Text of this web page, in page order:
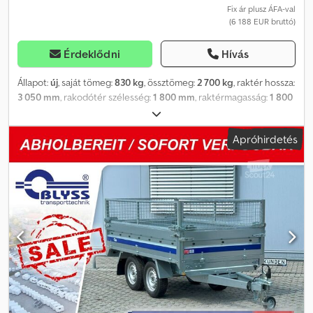
Fix ár plusz ÁFA-val
(6 188 EUR bruttó)
Érdeklődni Hívás
Állapot:új, saját tömeg:830 kg, össztömeg:2 700 kg, raktér hossza:
3 050 mm, rakodótér szélesség:1 800 mm, raktérmagasság:1 800
, ANHÄNGERWIRTZ, az új utánfutókra
szakosodott üzletünk, erős, ismert márkájú utánfutókat kínál!
Több mint 850 új utánfutó van raktáron. Több mint 130 használt
utánfutó állandóan elérhető. Nem kötelező érvényű példa: A
legújabb Blyss magas rakterű, dobozos utánfutó sorozat, 10"-os,
alacsony futóművel. Dobozos utánfutó, Kargo magas rakterű,
FC2730HTD, 305x180x180 cm, 2700 kg, dupla tengelyes, V-
szerkezeti vonófejjel, fékes. Gumirendezetű tengely,
lengéscsillapítókkal, 100 km/h-ra alkalmas. Robusztus, zárt, fehér
színű rétegelt lemez felépítmény, dupla szárnyas ajtó forgattyús
zárral, 6 rögzítőpont a rakterben, belső rögzítő sín, automata
támasztókerék, 60 mm, kivehető támasztólábak a hátul. Az új,
magas rakterű utánfutót továbbfejlesztették, és a kompakt
formájával jobban teljesít. Modern – robusztus – kedvező árú. A
Apróhirdetés